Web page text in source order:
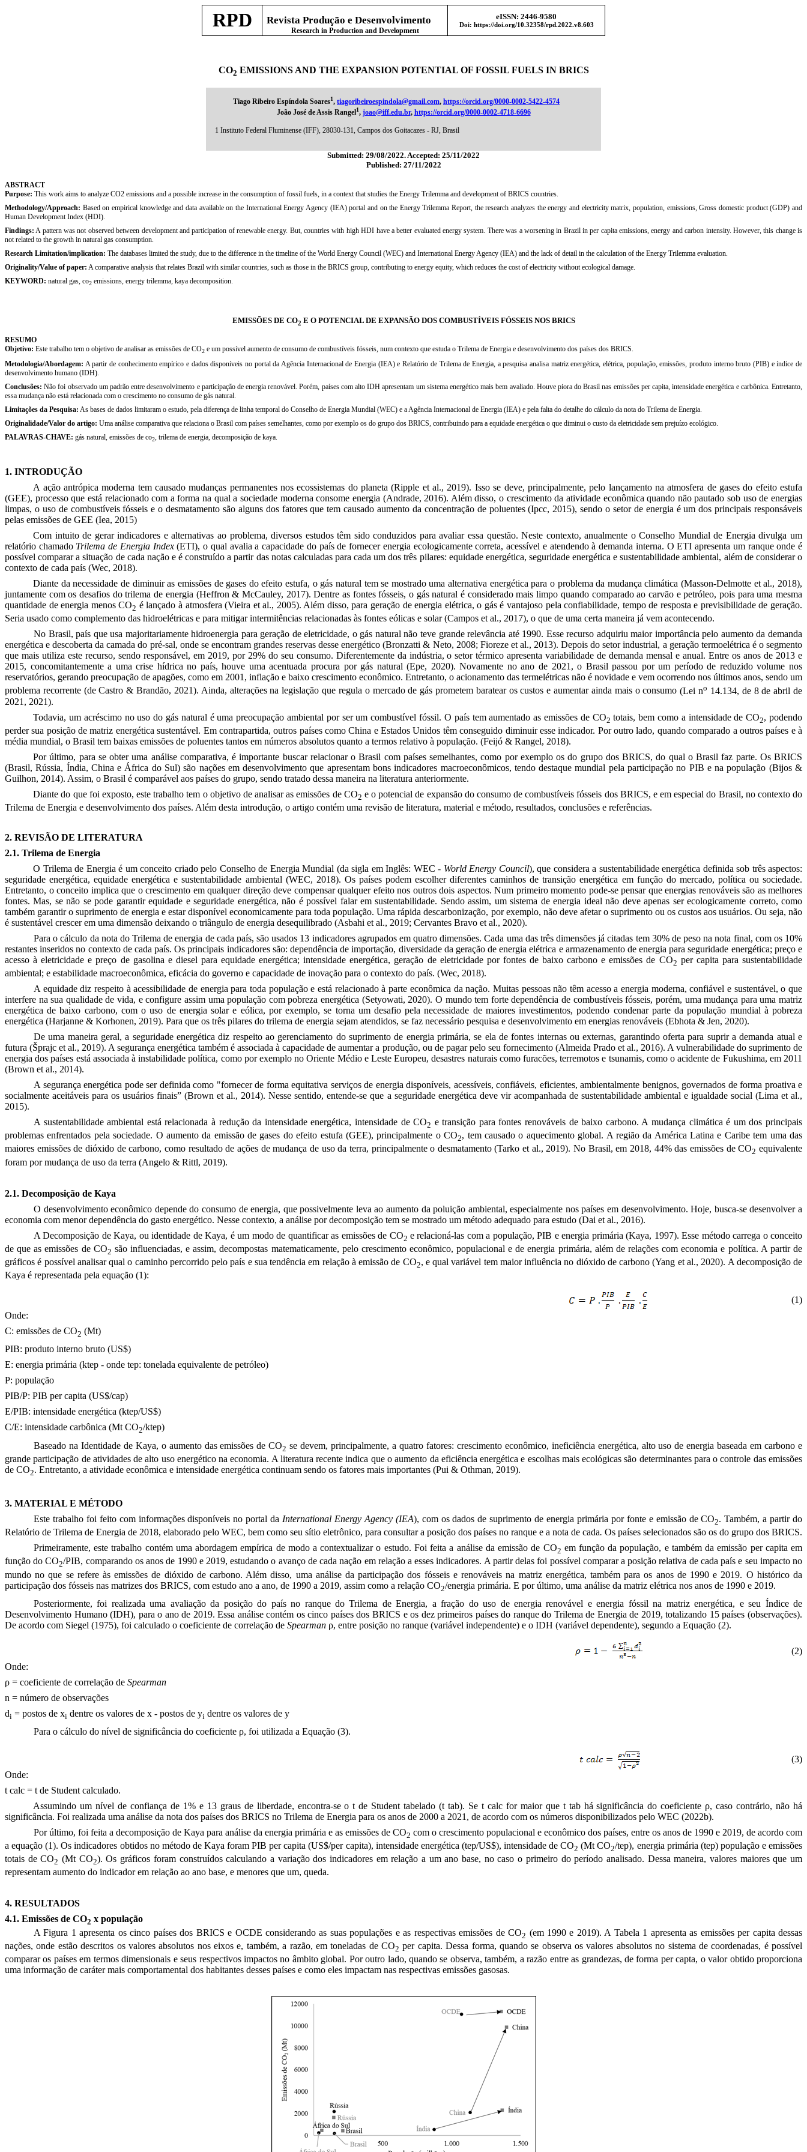
RPD Revista Produção e Desenvolvimento
Research in Production and Development
eISSN: 2446-9580
Doi: https://doi.org/10.32358/rpd.2022.v8.603
CO2 EMISSIONS AND THE EXPANSION POTENTIAL OF FOSSIL FUELS IN BRICS
Tiago Ribeiro Espíndola Soares1, tiagoribeiroespindola@gmail.com, https://orcid.org/0000-0002-5422-4574
João José de Assis Rangel1, joao@iff.edu.br, https://orcid.org/0000-0002-4718-6696
1 Instituto Federal Fluminense (IFF), 28030-131, Campos dos Goitacazes - RJ, Brasil
Submitted: 29/08/2022. Accepted: 25/11/2022
Published: 27/11/2022
ABSTRACT
Purpose: This work aims to analyze CO2 emissions and a possible increase in the consumption of fossil fuels, in a context that studies the Energy Trilemma and development of BRICS countries.
Methodology/Approach: Based on empirical knowledge and data available on the International Energy Agency (IEA) portal and on the Energy Trilemma Report, the research analyzes the energy and electricity matrix, population, emissions, Gross domestic product (GDP) and
Human Development Index (HDI).
Findings: A pattern was not observed between development and participation of renewable energy. But, countries with high HDI have a better evaluated energy system. There was a worsening in Brazil in per capita emissions, energy and carbon intensity. However, this change is
not related to the growth in natural gas consumption.
Research Limitation/implication: The databases limited the study, due to the difference in the timeline of the World Energy Council (WEC) and International Energy Agency (IEA) and the lack of detail in the calculation of the Energy Trilemma evaluation.
Originality/Value of paper: A comparative analysis that relates Brazil with similar countries, such as those in the BRICS group, contributing to energy equity, which reduces the cost of electricity without ecological damage.
KEYWORD: natural gas, co2 emissions, energy trilemma, kaya decomposition.
EMISSÕES DE CO2 E O POTENCIAL DE EXPANSÃO DOS COMBUSTÍVEIS FÓSSEIS NOS BRICS
RESUMO
Objetivo: Este trabalho tem o objetivo de analisar as emissões de CO2 e um possível aumento de consumo de combustíveis fósseis, num contexto que estuda o Trilema de Energia e desenvolvimento dos países dos BRICS.
Metodologia/Abordagem: A partir de conhecimento empírico e dados disponíveis no portal da Agência Internacional de Energia (IEA) e Relatório de Trilema de Energia, a pesquisa analisa matriz energética, elétrica, população, emissões, produto interno bruto (PIB) e índice de
desenvolvimento humano (IDH).
Conclusões: Não foi observado um padrão entre desenvolvimento e participação de energia renovável. Porém, países com alto IDH apresentam um sistema energético mais bem avaliado. Houve piora do Brasil nas emissões per capita, intensidade energética e carbônica. Entretanto,
essa mudança não está relacionada com o crescimento no consumo de gás natural.
Limitações da Pesquisa: As bases de dados limitaram o estudo, pela diferença de linha temporal do Conselho de Energia Mundial (WEC) e a Agência Internacional de Energia (IEA) e pela falta do detalhe do cálculo da nota do Trilema de Energia.
Originalidade/Valor do artigo: Uma análise comparativa que relaciona o Brasil com países semelhantes, como por exemplo os do grupo dos BRICS, contribuindo para a equidade energética o que diminui o custo da eletricidade sem prejuízo ecológico.
PALAVRAS-CHAVE: gás natural, emissões de co2 , trilema de energia, decomposição de kaya.
1. INTRODUÇÃO
A ação antrópica moderna tem causado mudanças permanentes nos ecossistemas do planeta(Ripple et al., 2019). Isso se deve, principalmente, pelo lançamento na atmosfera de gases do efeito estufa
(GEE), processo que está relacionado com a forma na qual a sociedade moderna consome energia (Andrade, 2016). Além disso, o crescimento da atividade econômica quando não pautado sob uso de energias
limpas, o uso de combustíveis fósseis e o desmatamento são alguns dos fatores que tem causado aumento da concentração de poluentes(Ipcc, 2015), sendo o setor de energia é um dos principais responsáveis
pelas emissões de GEE (Iea, 2015)
Com intuito de gerar indicadores e alternativas ao problema, diversos estudos têm sido conduzidos para avaliar essa questão. Neste contexto, anualmente o Conselho Mundial de Energia divulga um
relatório chamado Trilema de Energia Index(ETI), o qual avalia a capacidade do país de fornecer energia ecologicamente correta, acessível e atendendo à demanda interna. O ETI apresenta um ranque onde é
possível comparar a situação de cada nação e é construído a partir das notas calculadas para cada um dos três pilares: equidade energética, seguridade energética e sustentabilidade ambiental, além de considerar o
contexto de cada país (Wec, 2018).
Diante da necessidade de diminuir as emissões de gases do efeito estufa, o gás natural tem se mostrado uma alternativa energética para o problema da mudança climática(Masson-Delmotte et al., 2018),
juntamente com os desafios do trilema de energia (Heffron & McCauley, 2017). Dentre as fontes fósseis, o gás natural é considerado mais limpo quando comparado ao carvão e petróleo, pois para uma mesma
quantidade de energia menos CO2 é lançado à atmosfera(Vieira et al., 2005). Além disso, para geração de energia elétrica, o gás é vantajoso pela confiabilidade, tempo de resposta e previsibilidade de geração.
Seria usado como complemento das hidroelétricas e para mitigar intermitências relacionadas às fontes eólicas e solar (Campos et al., 2017), o que de uma certa maneira já vem acontecendo.
No Brasil, país que usa majoritariamente hidroenergia para geração de eletricidade, o gás natural não teve grande relevância até 1990. Esse recurso adquiriu maior importância pelo aumento da demanda
energética e descoberta da camada do pré-sal, onde se encontram grandes reservas desse energético(Bronzatti & Neto, 2008; Fioreze et al., 2013).Depois do setor industrial, a geração termoelétrica é o segmento
que mais utiliza este recurso, sendo responsável, em 2019, por 29% do seu consumo. Diferentemente da indústria, o setor térmico apresenta variabilidade de demanda mensal e anual. Entre os anos de 2013 e
2015, concomitantemente a uma crise hídrica no país, houve uma acentuada procura por gás natural(Epe, 2020). Novamente no ano de 2021, o Brasil passou por um período de reduzido volume nos
reservatórios, gerando preocupação de apagões, como em 2001, inflação e baixo crescimento econômico. Entretanto, o acionamento das termelétricas não é novidade e vem ocorrendo nos últimos anos, sendo um
problema recorrente (de Castro & Brandão, 2021). Ainda, alterações na legislação que regula o mercado de gás prometem baratear os custos e aumentar ainda mais o consumo(Lei no 14.134, de 8 de abril de
2021, 2021).
Todavia, um acréscimo no uso do gás natural é uma preocupação ambiental por ser um combustível fóssil. O país tem aumentado as emissões de CO2 totais, bem como a intensidade de CO2, podendo
perder sua posição de matriz energética sustentável. Em contrapartida, outros países como China e Estados Unidos têm conseguido diminuir esse indicador. Por outro lado, quando comparado a outros países e à
média mundial, o Brasil tem baixas emissões de poluentes tantos em números absolutos quanto a termos relativo à população. (Feijó & Rangel, 2018).
Por último, para se obter uma análise comparativa, é importante buscar relacionar o Brasil com países semelhantes, como por exemplo os do grupo dos BRICS, do qual o Brasil faz parte. Os BRICS
(Brasil, Rússia, Índia, China e África do Sul) são nações em desenvolvimento que apresentam bons indicadores macroeconômicos, tendo destaque mundial pela participação no PIB e na população (Bijos &
Guilhon, 2014). Assim, o Brasil é comparável aos países do grupo, sendo tratado dessa maneira na literatura anteriormente.
Diante do que foi exposto, este trabalho tem o objetivo de analisar as emissões de CO2 e o potencial de expansão do consumo de combustíveis fósseis dos BRICS, e em especial do Brasil, no contexto do
Trilema de Energia e desenvolvimento dos países. Além desta introdução, o artigo contém uma revisão de literatura, material e método, resultados, conclusões e referências.
2. REVISÃO DE LITERATURA
2.1. Trilema de Energia
O Trilema de Energia é um conceito criado pelo Conselho de Energia Mundial (da sigla em Inglês: WEC - World Energy Council), que considera a sustentabilidade energética definida sob três aspectos:
seguridade energética, equidade energética e sustentabilidade ambiental (WEC, 2018). Os países podem escolher diferentes caminhos de transição energética em função do mercado, política ou sociedade.
Entretanto, o conceito implica que o crescimento em qualquer direção deve compensar qualquer efeito nos outros dois aspectos. Num primeiro momento pode-se pensar que energias renováveis são as melhores
fontes. Mas, se não se pode garantir equidade e seguridade energética, não é possível falar em sustentabilidade. Sendo assim, um sistema de energia ideal não deve apenas ser ecologicamente correto, como
também garantir o suprimento de energia e estar disponível economicamente para toda população. Uma rápida descarbonização, por exemplo, não deve afetar o suprimento ou os custos aos usuários. Ou seja, não
é sustentável crescer em uma dimensão deixando o triângulo de energia desequilibrado (Asbahi et al., 2019; Cervantes Bravo et al., 2020).
Para o cálculo da nota do Trilemade energia de cada país, são usados 13 indicadores agrupados em quatro dimensões. Cada uma das três dimensões já citadas tem 30% de peso na nota final, com os 10%
restantes inseridos no contexto de cada país. Os principais indicadores são: dependência de importação, diversidade da geração de energia elétrica e armazenamento de energia para seguridade energética; preço e
acesso à eletricidade e preço de gasolina e diesel para equidade energética; intensidade energética, geração de eletricidade por fontes de baixo carbono e emissões de CO2 per capita para sustentabilidade
ambiental; e estabilidade macroeconômica, eficácia do governo e capacidade de inovação para o contexto do país. (Wec, 2018).
A equidade diz respeito à acessibilidade de energia para toda população e está relacionado à parte econômica da nação. Muitas pessoas não têm acesso a energia moderna, confiável e sustentável, o que
interfere na sua qualidade de vida, e configure assim uma população com pobreza energética (Setyowati, 2020). O mundo tem forte dependência de combustíveis fósseis, porém, uma mudança para uma matriz
energética de baixo carbono, com o uso de energia solar e eólica, por exemplo, se torna um desafio pela necessidade de maiores investimentos, podendo condenar parte da população mundial à pobreza
energética (Harjanne & Korhonen, 2019). Para que os três pilares do trilema de energia sejam atendidos, se faz necessário pesquisa e desenvolvimento em energias renováveis (Ebhota & Jen, 2020).
De uma maneira geral, a seguridade energética diz respeito ao gerenciamento do suprimento de energia primária, se ela de fontes internas ou externas, garantindo oferta para suprir a demanda atual e
futura(Šprajc et al., 2019). A segurança energética também é associada à capacidade de aumentar a produção, ou de pagar pelo seu fornecimento (Almeida Prado et al., 2016). A vulnerabilidade do suprimento de
energia dos países está associada à instabilidade política, como por exemplo no Oriente Médio e Leste Europeu, desastres naturais como furacões, terremotos e tsunamis, como o acidente de Fukushima, em 2011
(Brown et al., 2014).
A segurança energética pode ser definida como "fornecer de forma equitativa serviços de energia disponíveis, acessíveis, confiáveis, eficientes, ambientalmente benignos, governados de forma proativa e
socialmente aceitáveis para os usuários finais”(Brown et al., 2014). Nesse sentido, entende-se que a seguridade energética deve vir acompanhada de sustentabilidade ambiental e igualdade social (Lima et al.,
2015).
A sustentabilidade ambiental está relacionada à redução da intensidade energética, intensidade de CO2 e transição para fontes renováveis de baixo carbono. A mudança climática é um dos principais
problemas enfrentados pela sociedade. O aumento da emissão de gases do efeito estufa (GEE), principalmente o CO2, tem causado o aquecimento global. A região da América Latina e Caribe tem uma das
maiores emissões de dióxido de carbono, como resultado de ações de mudança de uso da terra, principalmente o desmatamento (Tarko et al., 2019). No Brasil, em 2018, 44% das emissões de CO2 equivalente
foram por mudança de uso da terra (Angelo & Rittl, 2019).
2.1. Decomposição de Kaya
O desenvolvimento econômico depende do consumo de energia, que possivelmente leva ao aumento da poluição ambiental, especialmente nos países em desenvolvimento. Hoje, busca-se desenvolver a
economia com menor dependência do gasto energético. Nesse contexto, a análise por decomposição tem se mostrado um método adequado para estudo (Dai et al., 2016).
A Decomposição de Kaya, ou identidade de Kaya, é um modo de quantificar as emissões de CO2 e relacioná-las com a população, PIB e energia primária (Kaya, 1997). Esse método carrega o conceito
de que as emissões de CO2 são influenciadas, e assim, decompostas matematicamente, pelo crescimento econômico, populacional e de energia primária, além de relações com economia e política. A partir de
gráficos é possível analisar qual o caminho percorrido pelo país e sua tendênciaem relação à emissão de CO2, e qual variável tem maior influência no dióxido de carbono(Yang et al., 2020). A decomposição de
Kaya é representada pela equação (1):
(1)
Onde:
C: emissões de CO2 (Mt)
PIB: produto interno bruto (US$)
E: energia primária (ktep - onde tep: tonelada equivalente de petróleo)
P: população
PIB/P: PIB per capita (US$/cap)
E/PIB: intensidade energética (ktep/US$)
C/E: intensidade carbônica (Mt CO2/ktep)
Baseado na Identidade de Kaya, o aumento das emissões de CO2 se devem, principalmente, a quatro fatores: crescimento econômico, ineficiência energética, alto uso de energia baseada em carbono e
grande participação de atividades de alto uso energético na economia. A literatura recente indica que o aumento da eficiência energética e escolhas mais ecológicas são determinantes para o controle das emissões
de CO2. Entretanto, a atividade econômica e intensidade energética continuam sendo os fatores mais importantes (Pui & Othman, 2019).
3. MATERIAL E MÉTODO
Este trabalho foi feito com informaçõesdisponíveis no portal da International Energy Agency (IEA), com os dados de suprimento de energia primária por fonte e emissão de CO2. Também, a partir do
Relatório de Trilema de Energia de 2018, elaborado pelo WEC, bem como seu sítio eletrônico, para consultar a posição dos países no ranque e a nota de cada. Os países selecionados são os do grupo dos BRICS.
Primeiramente, este trabalho contém uma abordagem empírica de modo a contextualizar o estudo. Foi feita a análise da emissão de CO2 em função da população, e também da emissão per capita em
função do CO2/PIB, comparando os anos de 1990 e 2019, estudando o avanço de cada nação em relação a esses indicadores. A partir delas foi possível comparar a posição relativa de cada país e seu impacto no
mundo no que se refere às emissões de dióxido de carbono. Além disso, uma análise da participação dos fósseis e renováveis na matriz energética, também para os anos de 1990 e 2019. O histórico da
participação dos fósseis nas matrizes dos BRICS, com estudo ano a ano, de 1990 a 2019, assim como a relação CO2/energia primária. E por último, uma análise da matriz elétrica nos anos de 1990 e 2019.
Posteriormente, foi realizada uma avaliação da posição do país no ranque do Trilema de Energia, a fração do uso de energia renovável e energia fóssil na matriz energética, e seu Índice de
Desenvolvimento Humano (IDH), para o ano de 2019. Essa análise contém os cinco países dos BRICS e os dez primeiros países do ranque do Trilema de Energia de 2019, totalizando 15 países (observações).
De acordo com Siegel (1975), foi calculado o coeficiente de correlação de Spearman ρ, entre posição no ranque (variável independente) e o IDH (variável dependente), segundo a Equação (2).
(2)
Onde:
ρ = coeficiente de correlação de Spearman
n = número de observações
di = postos de xi dentre os valores de x - postos de yi dentre os valores de y
Para o cálculo do nível de significância do coeficiente ρ, foi utilizada a Equação (3).
(3)
Onde:
t calc = t de Student calculado.
Assumindo um nível de confiança de 1% e 13 graus de liberdade, encontra-se o t de Student tabelado (t tab). Se t calc for maior que t tab há significância do coeficiente ρ, caso contrário, não há
significância. Foi realizada uma análise da nota dos países dos BRICS no Trilema de Energia para os anos de 2000 a 2021, de acordo com os números disponibilizados pelo WEC (2022b).
Por último, foi feita a decomposição de Kaya para análise da energia primária e as emissões de CO2 com o crescimento populacional e econômico dos países, entre os anos de 1990 e 2019, de acordo com
a equação (1). Os indicadores obtidos no método de Kaya foram PIB per capita (US$/per capita), intensidade energética (tep/US$), intensidade de CO2 (Mt CO2/tep), energia primária (tep) população e emissões
totais de CO2 (Mt CO2). Os gráficos foram construídos calculando a variação dos indicadores em relação a um ano base, no caso o primeiro do período analisado. Dessa maneira, valores maiores que um
representam aumento do indicador em relação ao ano base, e menores que um, queda.
4. RESULTADOS
4.1. Emissões de CO2 x população
AFigura 1 apresenta os cinco países dos BRICS e OCDE considerando as suas populações e as respectivas emissões de CO2 (em 1990 e 2019). A Tabela 1 apresenta as emissões per capita dessas
nações, onde estão descritos os valores absolutos nos eixos e, também, a razão, em toneladas de CO2 per capita. Dessa forma, quando se observa os valores absolutos no sistema de coordenadas, é possível
comparar os países em termos dimensionais e seus respectivos impactos no âmbito global. Por outro lado, quando se observa, também, a razão entre as grandezas, de forma per capta, o valor obtido proporciona
uma informação de caráter mais comportamental dos habitantes desses países e como eles impactam nas respectivas emissões gasosas.